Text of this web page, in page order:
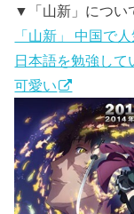
▼「山新」につい
「山新」 中国で
日本語を勉強して
可愛い